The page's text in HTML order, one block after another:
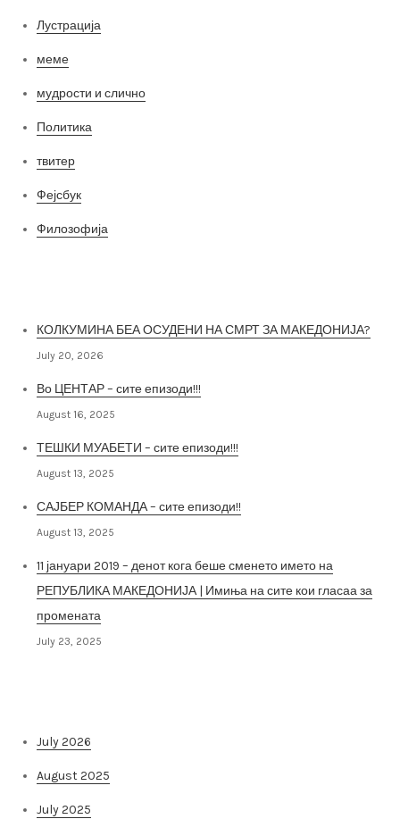
Лустрација
меме
мудрости и слично
Политика
твитер
Фејсбук
Филозофија
КОЛКУМИНА БЕА ОСУДЕНИ НА СМРТ ЗА МАКЕДОНИЈА?
July 20, 2026
Во ЦЕНТАР – сите епизоди!!!
August 16, 2025
ТЕШКИ МУАБЕТИ – сите епизоди!!!
August 13, 2025
САЈБЕР КОМАНДА – сите епизоди!!
August 13, 2025
11 јануари 2019 – денот кога беше сменето името на
РЕПУБЛИКА МАКЕДОНИЈА | Имиња на сите кои гласаа за
промената
July 23, 2025
July 2026
August 2025
July 2025